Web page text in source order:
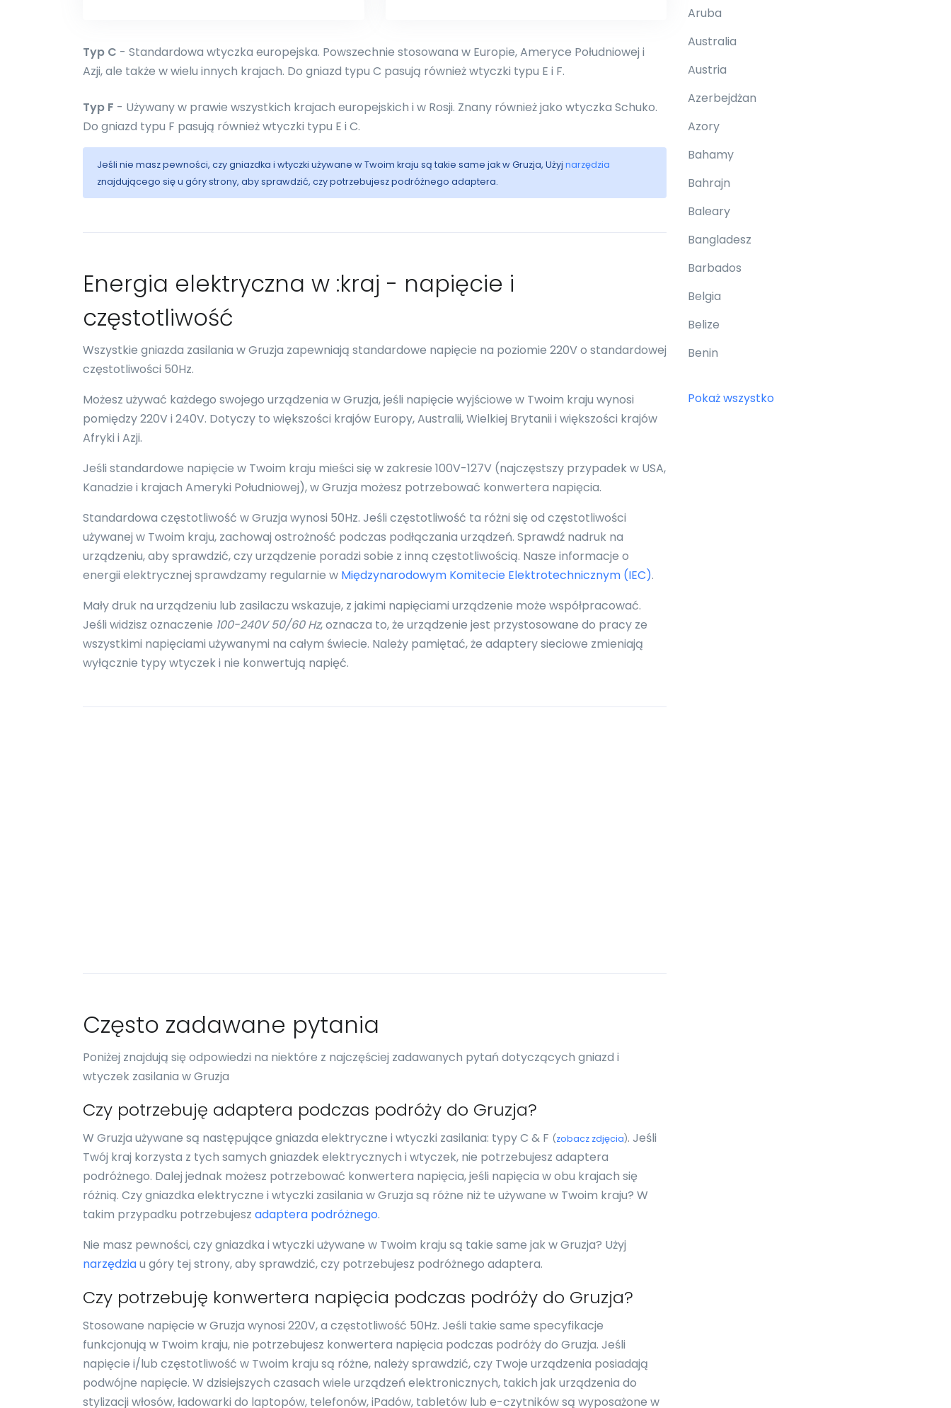
Typ C - Standardowa wtyczka europejska. Powszechnie stosowana w Europie, Ameryce Południowej i
Azji, ale także w wielu innych krajach. Do gniazd typu C pasują również wtyczki typu E i F.
Typ F - Używany w prawie wszystkich krajach europejskich i w Rosji. Znany również jako wtyczka Schuko.
Do gniazd typu F pasują również wtyczki typu E i C.
Jeśli nie masz pewności, czy gniazdka i wtyczki używane w Twoim kraju są takie same jak w Gruzja, Użyj narzędzia
znajdującego się u góry strony, aby sprawdzić, czy potrzebujesz podróżnego adaptera.
Energia elektryczna w :kraj - napięcie i
częstotliwość
Wszystkie gniazda zasilania w Gruzja zapewniają standardowe napięcie na poziomie 220V o standardowej
częstotliwości 50Hz.
Możesz używać każdego swojego urządzenia w Gruzja, jeśli napięcie wyjściowe w Twoim kraju wynosi
pomiędzy 220V i 240V. Dotyczy to większości krajów Europy, Australii, Wielkiej Brytanii i większości krajów
Afryki i Azji.
Jeśli standardowe napięcie w Twoim kraju mieści się w zakresie 100V-127V (najczęstszy przypadek w USA,
Kanadzie i krajach Ameryki Południowej), w Gruzja możesz potrzebować konwertera napięcia.
Standardowa częstotliwość w Gruzja wynosi 50Hz. Jeśli częstotliwość ta różni się od częstotliwości
używanej w Twoim kraju, zachowaj ostrożność podczas podłączania urządzeń. Sprawdź nadruk na
urządzeniu, aby sprawdzić, czy urządzenie poradzi sobie z inną częstotliwością. Nasze informacje o
energii elektrycznej sprawdzamy regularnie w Międzynarodowym Komitecie Elektrotechnicznym (IEC).
Mały druk na urządzeniu lub zasilaczu wskazuje, z jakimi napięciami urządzenie może współpracować.
Jeśli widzisz oznaczenie 100-240V 50/60 Hz, oznacza to, że urządzenie jest przystosowane do pracy ze
wszystkimi napięciami używanymi na całym świecie. Należy pamiętać, że adaptery sieciowe zmieniają
wyłącznie typy wtyczek i nie konwertują napięć.
Często zadawane pytania
Poniżej znajdują się odpowiedzi na niektóre z najczęściej zadawanych pytań dotyczących gniazd i
wtyczek zasilania w Gruzja
Czy potrzebuję adaptera podczas podróży do Gruzja?
W Gruzja używane są następujące gniazda elektryczne i wtyczki zasilania: typy C & F (zobacz zdjęcia). Jeśli
Twój kraj korzysta z tych samych gniazdek elektrycznych i wtyczek, nie potrzebujesz adaptera
podróżnego. Dalej jednak możesz potrzebować konwertera napięcia, jeśli napięcia w obu krajach się
różnią. Czy gniazdka elektryczne i wtyczki zasilania w Gruzja są różne niż te używane w Twoim kraju? W
takim przypadku potrzebujesz adaptera podróżnego.
Nie masz pewności, czy gniazdka i wtyczki używane w Twoim kraju są takie same jak w Gruzja? Użyj
narzędziau góry tej strony, aby sprawdzić, czy potrzebujesz podróżnego adaptera.
Czy potrzebuję konwertera napięcia podczas podróży do Gruzja?
Stosowane napięcie w Gruzja wynosi 220V, a częstotliwość 50Hz. Jeśli takie same specyfikacje
funkcjonują w Twoim kraju, nie potrzebujesz konwertera napięcia podczas podróży do Gruzja. Jeśli
napięcie i/lub częstotliwość w Twoim kraju są różne, należy sprawdzić, czy Twoje urządzenia posiadają
podwójne napięcie. W dzisiejszych czasach wiele urządzeń elektronicznych, takich jak urządzenia do
stylizacji włosów, ładowarki do laptopów, telefonów, iPadów, tabletów lub e-czytników są wyposażone w
Aruba
Australia
Austria
Azerbejdżan
Azory
Bahamy
Bahrajn
Baleary
Bangladesz
Barbados
Belgia
Belize
Benin
Pokaż wszystko